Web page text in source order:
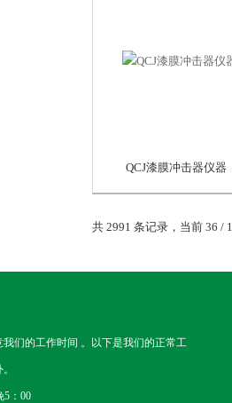
QCJ漆膜冲击器仪器
共 2991 条记录，当前 36 /
们的工作时间 。以下是我们的正常工
5：00